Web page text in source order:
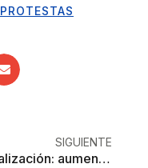
PROTESTAS
SIGUIENTE
Actualización: aumenta a 136 los contagios por coronavirus en Edoméx